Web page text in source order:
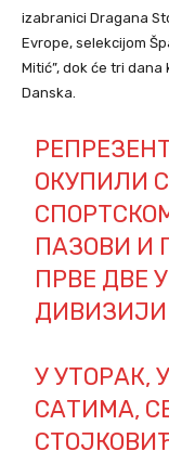
izabranici Dragana
Evrope, selekcijom
Mitić”, dok će tri
Danska.
ОКУПИЛИ
ПАЗОВИ И
ПРВЕ ДВЕ
У УТОРАК,
САТИМА,